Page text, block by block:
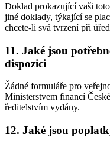
Doklad prokazující vaši
jiné doklady, týkající se
chcete-li svá tvrzení při
11. Jaké jsou
dispozici
Žádné formuláře pro
Ministerstvem financí
ředitelstvím vydány.
12. Jaké jsou